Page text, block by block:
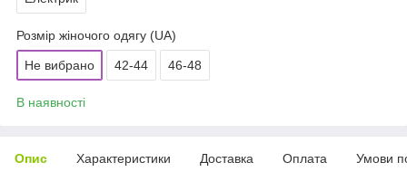
Розмір жіночого одягу (UA)
Не вибрано 42-44 46-48
В наявності
Опис Характеристики Доставка Оплата Умови